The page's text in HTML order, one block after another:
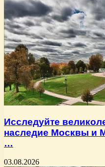
Исследуйте
наследие Москвы и
…
03.08.2026